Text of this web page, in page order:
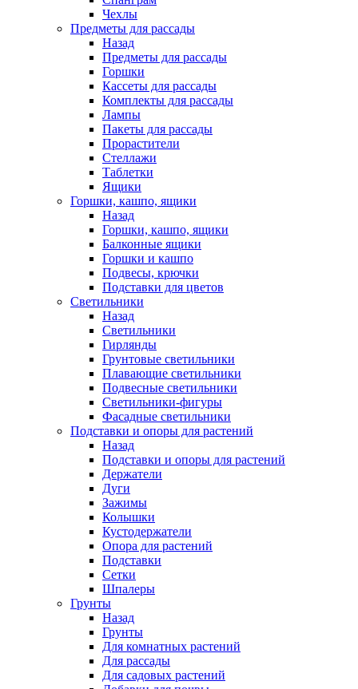
Чехлы
Предметы для рассады
Назад
Предметы для рассады
Горшки
Кассеты для рассады
Комплекты для рассады
Лампы
Пакеты для рассады
Прорастители
Стеллажи
Таблетки
Ящики
Горшки, кашпо, ящики
Назад
Горшки, кашпо, ящики
Балконные ящики
Горшки и кашпо
Подвесы, крючки
Подставки для цветов
Светильники
Назад
Светильники
Гирлянды
Грунтовые светильники
Плавающие светильники
Подвесные светильники
Светильники-фигуры
Фасадные светильники
Подставки и опоры для растений
Назад
Подставки и опоры для растений
Держатели
Дуги
Зажимы
Колышки
Кустодержатели
Опора для растений
Подставки
Сетки
Шпалеры
Грунты
Назад
Грунты
Для комнатных растений
Для рассады
Для садовых растений